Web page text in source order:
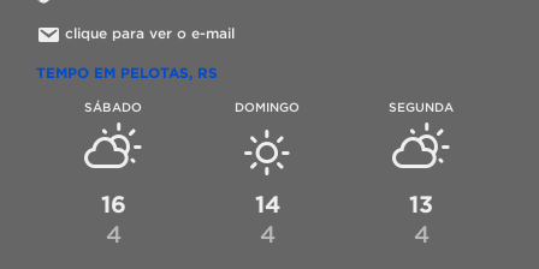
clique para ver o e-mail
TEMPO EM PELOTAS, RS
SÁBADO
16
4
DOMINGO
14
4
SEGUNDA
13
4